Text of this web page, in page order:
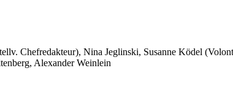
Chefredakteur), Nina Jeglinski, Susanne Ködel
Alexander Weinlein